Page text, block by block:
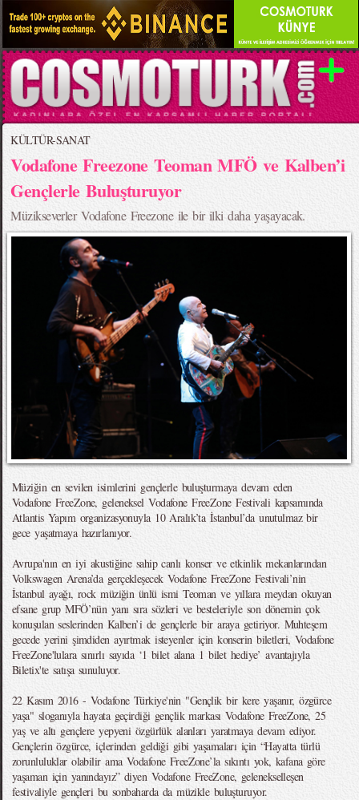
KÜLTÜR-SANAT
Vodafone Freezone Teoman MFÖ ve Kalben’i
Gençlerle Buluşturuyor
Müzikseverler Vodafone Freezone ile bir ilki daha yaşayacak.
Müziğin en sevilen isimlerini gençlerle buluşturmaya devam eden
Vodafone FreeZone, geleneksel Vodafone FreeZone Festivali kapsamında
Atlantis Yapım organizasyonuyla 10 Aralık’ta İstanbul’da unutulmaz bir
gece yaşatmaya hazırlanıyor.
Avrupa'nın en iyi akustiğine sahip canlı konser ve etkinlik mekanlarından
Volkswagen Arena’da gerçekleşecek Vodafone FreeZone Festivali’nin
İstanbul ayağı, rock müziğin ünlü ismi Teoman ve yıllara meydan okuyan
efsane grup MFÖ’nün yanı sıra sözleri ve besteleriyle son dönemin çok
konuşulan seslerinden Kalben’i de gençlerle bir araya getiriyor. Muhteşem
gecede yerini şimdiden ayırtmak isteyenler için konserin biletleri, Vodafone
FreeZone'lulara sınırlı sayıda ‘1 bilet alana 1 bilet hediye’ avantajıyla
Biletix'te satışa sunuluyor.
22 Kasım 2016 - Vodafone Türkiye'nin "Gençlik bir kere yaşanır, özgürce
yaşa" sloganıyla hayata geçirdiği gençlik markası Vodafone FreeZone, 25
yaş ve altı gençlere yepyeni özgürlük alanları yaratmaya devam ediyor.
Gençlerin özgürce, içlerinden geldiği gibi yaşamaları için “Hayatta türlü
zorunluluklar olabilir ama Vodafone FreeZone’la sıkıntı yok, kafana göre
yaşaman için yanındayız” diyen Vodafone FreeZone, gelenekselleşen
festivaliyle gençleri bu sonbaharda da müzikle buluşturuyor.